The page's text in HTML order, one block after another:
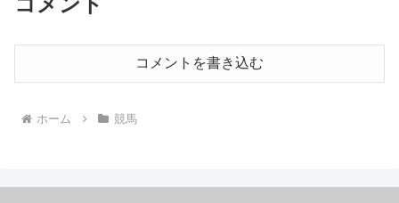
コメントを書き込む
ホーム 競馬